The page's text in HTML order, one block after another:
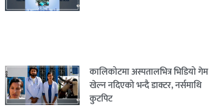
कालिकोटमा अस्पतालभित्र भिडियो गेम
खेल्न नदिएको भन्दै डाक्टर, नर्समाथि
कुटपिट